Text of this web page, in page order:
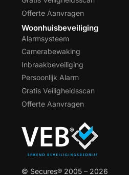
Offerte Aanvragen
Woonhuisbeveiliging
Alarmsysteem
Camerabewaking
Inbraakbeveiliging
Persoonlijk Alarm
Gratis Veiligheidsscan
Offerte Aanvragen
© Secures® 2005 – 2026